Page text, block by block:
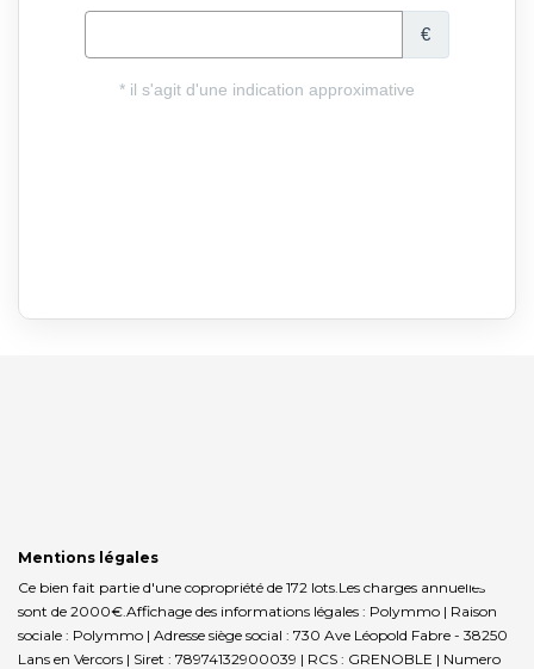
Mentions légales
Ce bien fait partie d'une copropriété de 172 lots.Les charges annuelles
sont de 2000€. Affichage des informations légales : Polymmo | Raison
sociale : Polymmo | Adresse siège social : 730 Ave Léopold Fabre - 38250
Lans en Vercors | Siret : 78974132900039 | RCS : GRENOBLE | Numero